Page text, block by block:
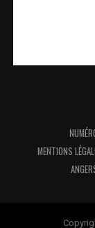
MENTIONS